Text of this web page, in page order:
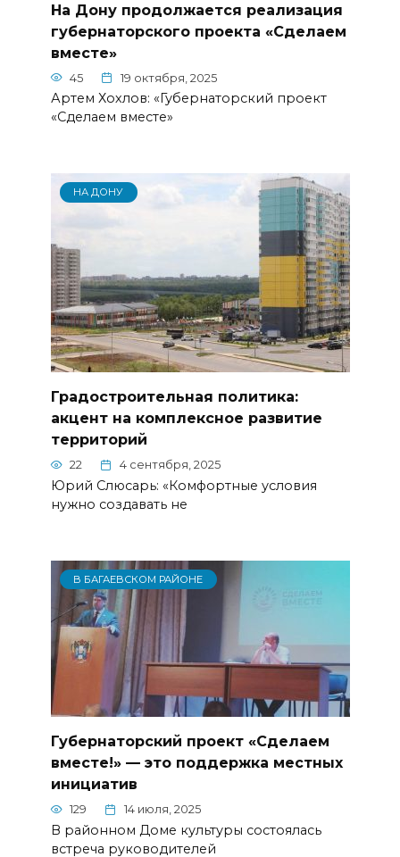
На Дону продолжается реализация
губернаторского проекта «Сделаем
вместе»
45 19 октября, 2025
Артем Хохлов: «Губернаторский проект
«Сделаем вместе»
НА ДОНУ
Градостроительная политика:
акцент на комплексное развитие
территорий
22 4 сентября, 2025
Юрий Слюсарь: «Комфортные условия
нужно создавать не
В БАГАЕВСКОМ РАЙОНЕ
Губернаторский проект «Сделаем
вместе!» — это поддержка местных
инициатив
129 14 июля, 2025
В районном Доме культуры состоялась
встреча руководителей